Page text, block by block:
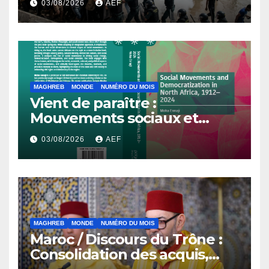
03/08/2026 AEF
MAGHREB MONDE NUMÉRO DU MOIS
Vient de paraître :
Mouvements sociaux et
démocratisation en Afrique
du Nord, 1912-2024
03/08/2026 AEF
MAGHREB MONDE NUMÉRO DU MOIS
Maroc / Discours du Trône :
Consolidation des acquis,